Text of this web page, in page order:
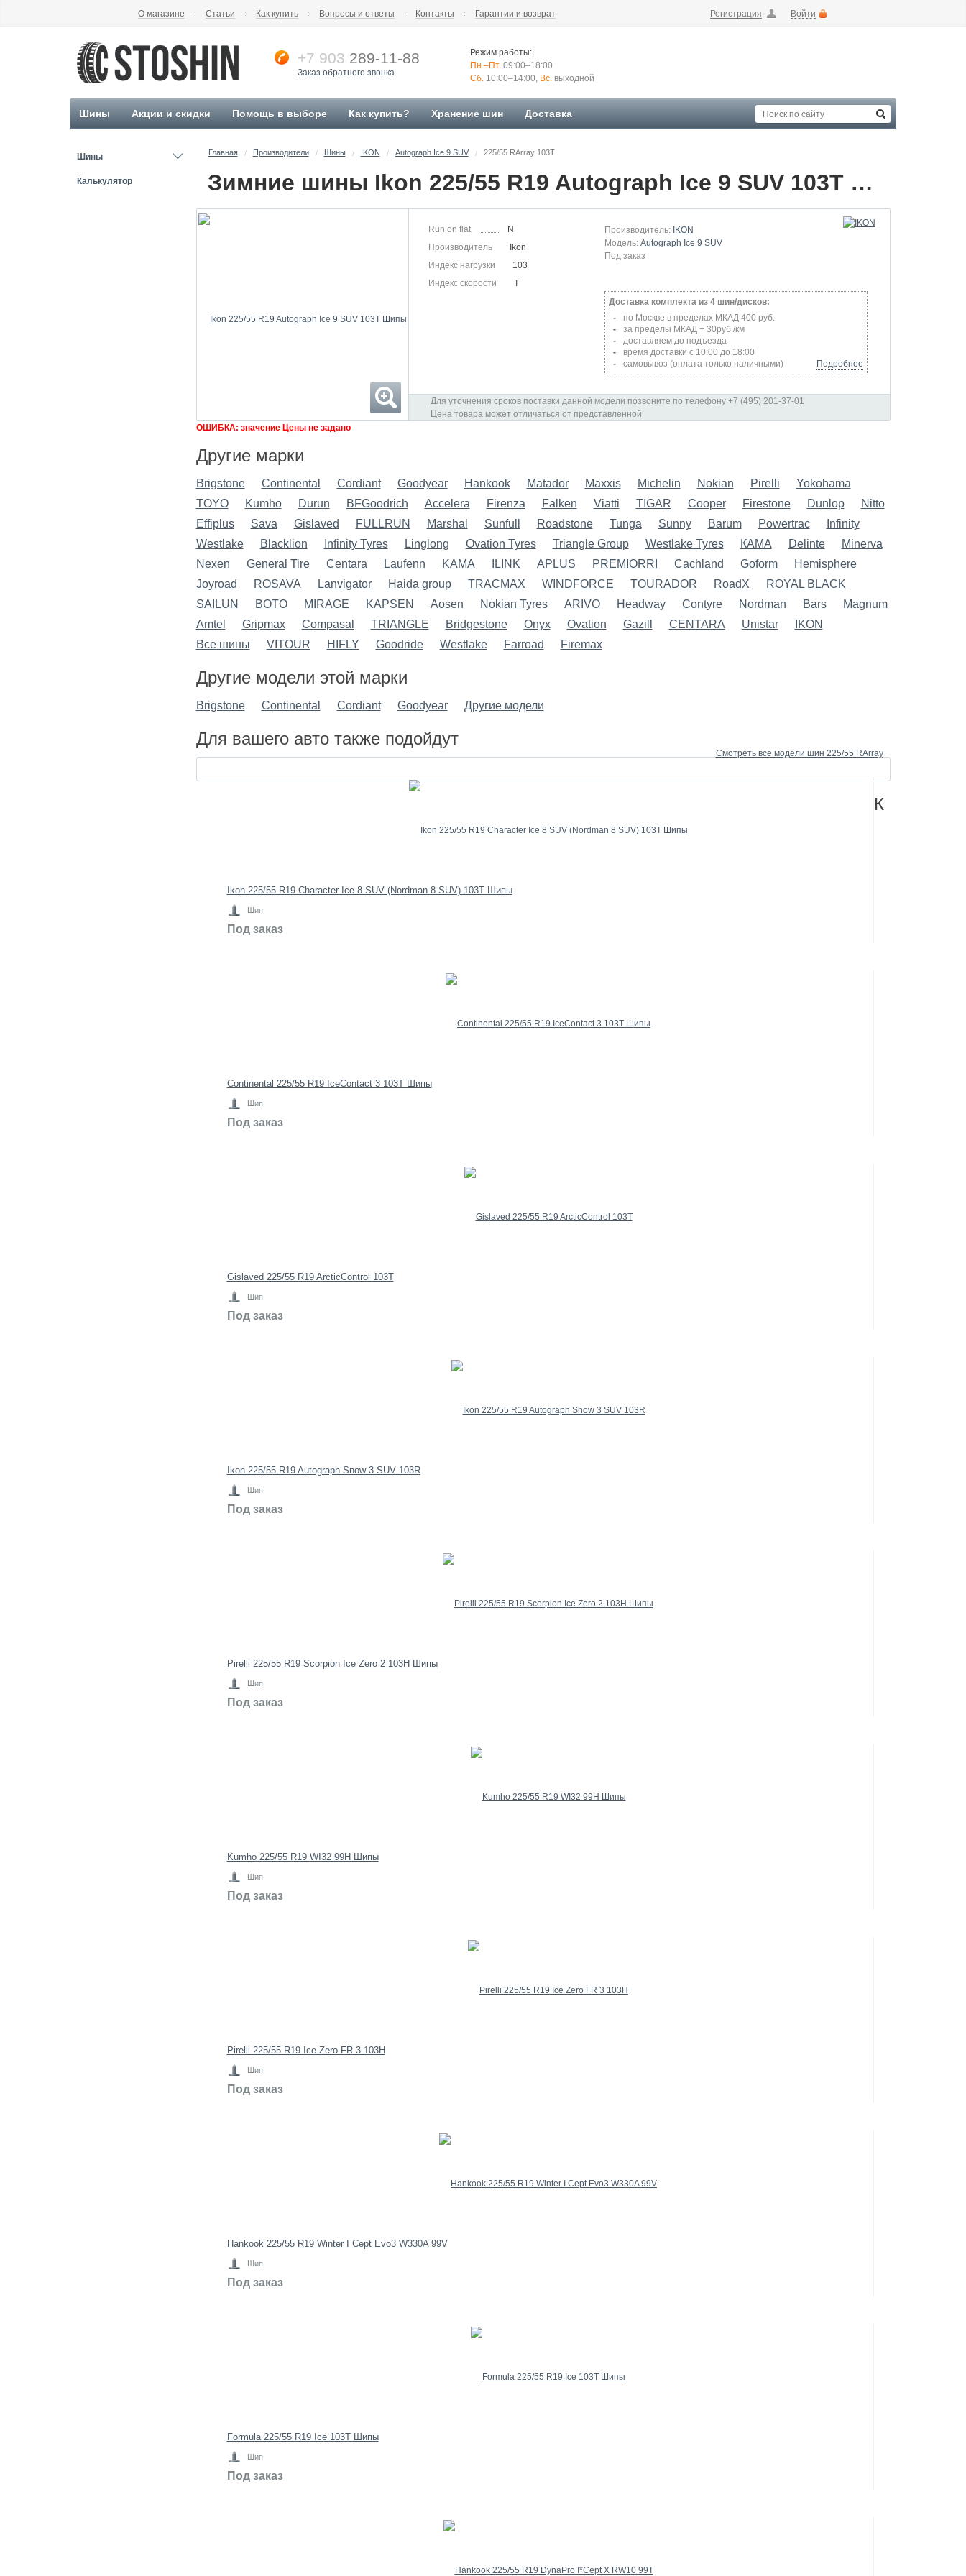
Регистрация Войти
О магазине Статьи Как купить Вопросы и ответы Контакты Гарантии и возврат
+7 903 289-11-88
Заказ обратного звонка
Режим работы:
Пн.–Пт. 09:00–18:00
Сб. 10:00–14:00, Вс. выходной
Шины Акции и скидки Помощь в выборе Как купить? Хранение шин Доставка
Шины
Калькулятор
Главная / Производители / Шины / IKON / Autograph Ice 9 SUV / 225/55 RArray 103T
Зимние шины Ikon 225/55 R19 Autograph Ice 9 SUV 103T Шипы 225/55 RArray
Run on flat
N
Производитель
Ikon
Индекс нагрузки
103
Индекс скорости
T
Производитель:
IKON
Модель: Autograph Ice 9 SUV
Под заказ
Доставка комплекта из 4 шин/дисков:
по Москве в пределах МКАД 400 руб.
за пределы МКАД + 30руб./км
доставляем до подъезда
время доставки с 10:00 до 18:00
самовывоз (оплата только наличными)
Подробнее
Для уточнения сроков поставки данной модели позвоните по телефону +7 (495) 201-37-01
Цена товара может отличаться от представленной
ОШИБКА: значение Цены не задано
Другие марки
Brigstone Continental Cordiant Goodyear Hankook Matador Maxxis Michelin Nokian Pirelli
Yokohama
TOYO
Kumho Durun BFGoodrich Accelera Firenza Falken Viatti TIGAR Cooper Firestone Dunlop
Nitto
Effiplus
Sava Gislaved FULLRUN Marshal Sunfull Roadstone Tunga Sunny Barum Powertrac
Infinity
Westlake
Blacklion Infinity Tyres Linglong Ovation Tyres Triangle Group Westlake Tyres КАМА Delinte
Minerva
Nexen
General Tire Centara Laufenn KAMA ILINK APLUS PREMIORRI Cachland Goform
Hemisphere
Joyroad
ROSAVA Lanvigator Haida group TRACMAX WINDFORCE TOURADOR RoadX
ROYAL BLACK
SAILUN
BOTO MIRAGE KAPSEN Aosen Nokian Tyres ARIVO Headway Contyre Nordman Bars
Magnum
Amtel
Gripmax Compasal TRIANGLE Bridgestone Onyx Ovation Gazill CENTARA Unistar
IKON
Все шины
VITOUR HIFLY Goodride Westlake Farroad Firemax
Другие модели этой марки
Brigstone Continental Cordiant Goodyear Другие модели
Для вашего авто также подойдут
Ikon 225/55 R19 Character Ice 8 SUV (Nordman 8 SUV) 103T Шипы
Шип.
Под заказ
Continental 225/55 R19 IceContact 3 103T Шипы
Шип.
Под заказ
Gislaved 225/55 R19 ArcticControl 103T
Шип.
Под заказ
Ikon 225/55 R19 Autograph Snow 3 SUV 103R
Шип.
Под заказ
Pirelli 225/55 R19 Scorpion Ice Zero 2 103H Шипы
Шип.
Под заказ
Kumho 225/55 R19 WI32 99H Шипы
Шип.
Под заказ
Pirelli 225/55 R19 Ice Zero FR 3 103H
Шип.
Под заказ
Hankook 225/55 R19 Winter I Cept Evo3 W330A 99V
Шип.
Под заказ
Formula 225/55 R19 Ice 103T Шипы
Шип.
Под заказ
Смотреть все модели шин 225/55 RArray
К